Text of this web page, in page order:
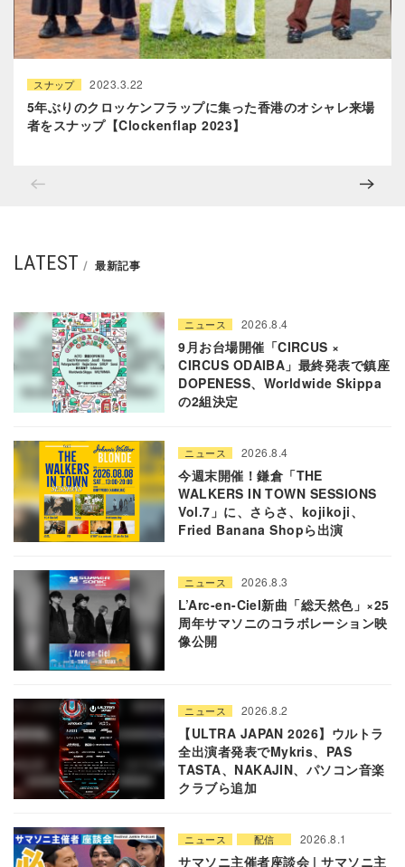
スナップ 2023.3.22
5年ぶりのクロッケンフラップに集った香港のオシャレ来場
者をスナップ【Clockenflap 2023】
LATEST 最新記事
ニュース 2026.8.4
9月お台場開催「CIRCUS ×
CIRCUS ODAIBA」最終発表で鎮座
DOPENESS、Worldwide Skippa
の2組決定
ニュース 2026.8.4
今週末開催！鎌倉「THE
WALKERS IN TOWN SESSIONS
Vol.7」に、さらさ、kojikoji、
Fried Banana Shopら出演
ニュース 2026.8.3
L’Arc-en-Ciel新曲「総天然色」×25
周年サマソニのコラボレーション映
像公開
ニュース 2026.8.2
【ULTRA JAPAN 2026】ウルトラ
全出演者発表でMykris、PAS
TASTA、NAKAJIN、パソコン音楽
クラブら追加
ニュース 配信 2026.8.1
サマソニ主催者座談会 | サマソニ主